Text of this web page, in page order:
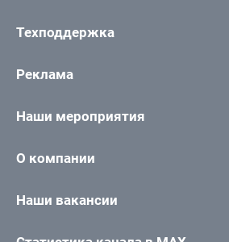
Техподдержка
Реклама
Наши мероприятия
О компании
Наши вакансии